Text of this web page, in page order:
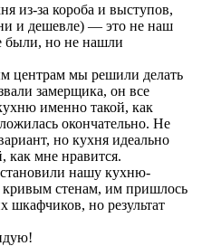
из-за короба и выступов,
и дешевле) — это не наш
были, но не нашли
центрам мы решили делать
замерщика, он все
именно такой, как
окончательно. Не
но кухня идеально
как мне нравится.
нашу кухню-
кривым стенам, им пришлось
шкафчиков, но результат